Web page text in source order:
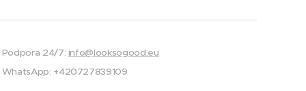
Podpora 24/7: info@looksogood.eu
WhatsApp: +420727839109